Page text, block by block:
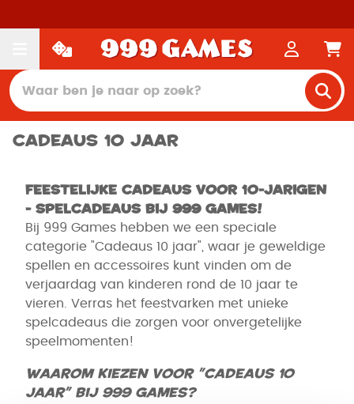
Cadeaus 10 jaar
Feestelijke Cadeaus voor 10-jarigen
- Spelcadeaus bij 999 Games!
Bij 999 Games hebben we een speciale
categorie "Cadeaus 10 jaar", waar je geweldige
spellen en accessoires kunt vinden om de
verjaardag van kinderen rond de 10 jaar te
vieren. Verras het feestvarken met unieke
spelcadeaus die zorgen voor onvergetelijke
speelmomenten!
Waarom kiezen voor "Cadeaus 10
jaar" bij 999 Games?